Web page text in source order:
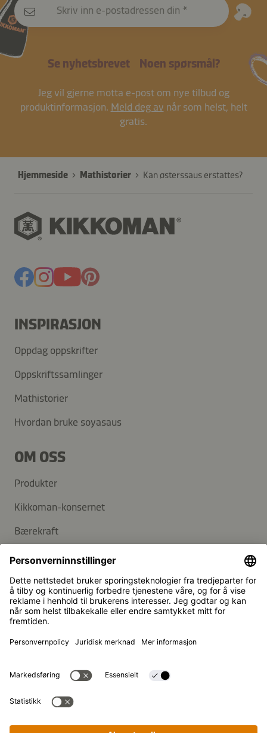
Skriv inn e-postadressen din
Se nyhetsbrevet Noen spørsmål?
Jeg vil gjerne motta e-post om nye tilbud og
produktinformasjon. Meld deg av når som helst, helt
gratis.
Hjemmeside Mathistorier Kan østerssaus erstattes?
INSPIRASJON
Oppdag oppskrifter
Oppskriftssamlinger
Mathistorier
Hvordan bruke soyasaus
OM OSS
Produkter
Kikkoman-konsernet
Bærekraft
KUNDESERVICE
Vanlige spørsmål
Kontakt
Nyhetsbrev
Kikkoman er et registrert varemerke for Kikkoman
© Kikkoman Trading Europe GmbH 2023 – 2026
Interessert i spennende